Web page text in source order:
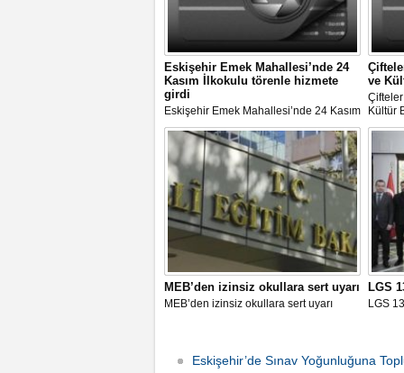
Eskişehir Emek Mahallesi’nde 24
Kasım İlkokulu törenle hizmete
girdi
Eskişehir Emek Mahallesi’nde 24 Kasım
İlkokulu törenle hizmete girdi
ve
Kültür
MEB’den izinsiz okullara sert uyarı
MEB’den izinsiz okullara sert uyarı
​LGS
​LGS
Eskişehir’de Sınav Yoğunluğuna